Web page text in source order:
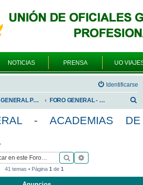
NOTICIAS PRENSA UO
Identificarse
FORO GENERAL PARA TODOS LOS USUARIOS FORO GENERAL - ACADEMIAS DE FORMACIÓN
s
- ACADEMIAS DE
Buscar
41 temas • Página 1de 1